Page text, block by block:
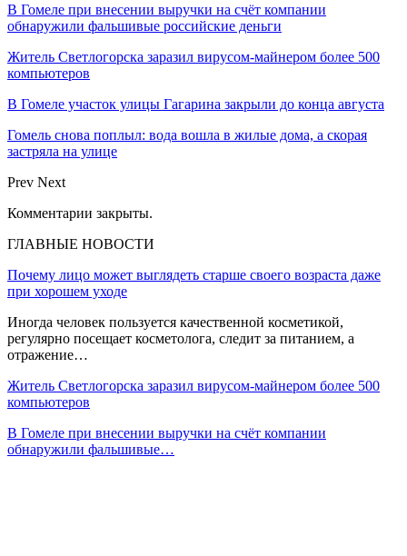
В Гомеле при внесении выручки на счёт компании
обнаружили фальшивые российские деньги
Житель Светлогорска заразил вирусом-майнером более 500
компьютеров
В Гомеле участок улицы Гагарина закрыли до конца августа
Гомель снова поплыл: вода вошла в жилые дома, а скорая
застряла на улице
Prev Next
Комментарии закрыты.
ГЛАВНЫЕ НОВОСТИ
Почему лицо может выглядеть старше своего возраста даже
при хорошем уходе
Иногда человек пользуется качественной косметикой,
регулярно посещает косметолога, следит за питанием, а
отражение…
Житель Светлогорска заразил вирусом-майнером более 500
компьютеров
В Гомеле при внесении выручки на счёт компании
обнаружили фальшивые…